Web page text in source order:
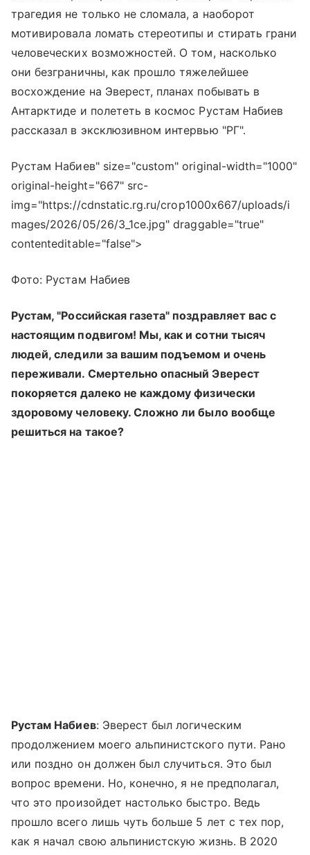
трагедия не только не сломала, а наоборот
мотивировала ломать стереотипы и стирать грани
человеческих возможностей. О том, насколько
они безграничны, как прошло тяжелейшее
восхождение на Эверест, планах побывать в
Антарктиде и полететь в космос Рустам Набиев
рассказал в эксклюзивном интервью "РГ".
Рустам Набиев" size="custom" original-width="1000"
original-height="667" src-
img="https://cdnstatic.rg.ru/crop1000x667/uploads/i
mages/2026/05/26/3_1ce.jpg" draggable="true"
contenteditable="false">
Фото: Рустам Набиев
Рустам, "Российская газета" поздравляет вас с
настоящим подвигом! Мы, как и сотни тысяч
людей, следили за вашим подъемом и очень
переживали. Смертельно опасный Эверест
покоряется далеко не каждому физически
здоровому человеку. Сложно ли было вообще
решиться на такое?
Рустам Набиев: Эверест был логическим
продолжением моего альпинистского пути. Рано
или поздно он должен был случиться. Это был
вопрос времени. Но, конечно, я не предполагал,
что это произойдет настолько быстро. Ведь
прошло всего лишь чуть больше 5 лет с тех пор,
как я начал свою альпинистскую жизнь. В 2020